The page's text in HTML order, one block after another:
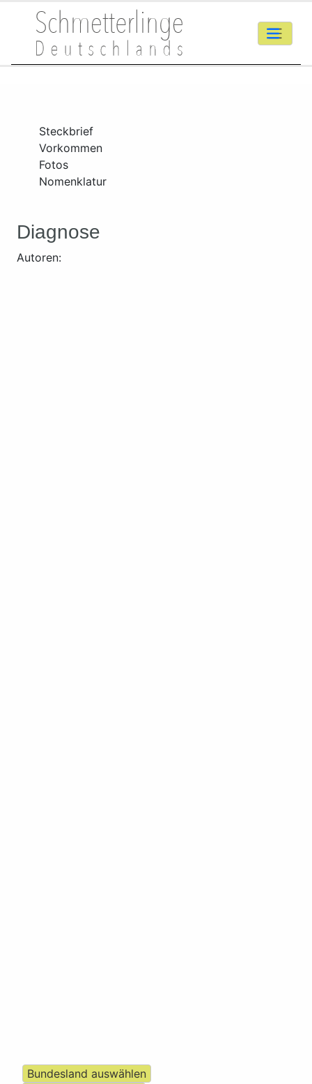
Steckbrief
Vorkommen
Fotos
Nomenklatur
Diagnose
Autoren: